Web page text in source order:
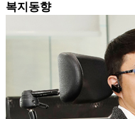
복지동향